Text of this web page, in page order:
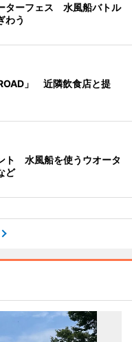
ターフェス 水風船バトル
わう
」 近隣飲食店と提
ト 水風船を使うウオータ
ど